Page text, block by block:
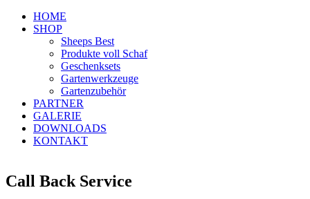
HOME
SHOP
Sheeps Best
Produkte voll Schaf
Geschenksets
Gartenwerkzeuge
Gartenzubehör
PARTNER
GALERIE
DOWNLOADS
KONTAKT
Call Back Service